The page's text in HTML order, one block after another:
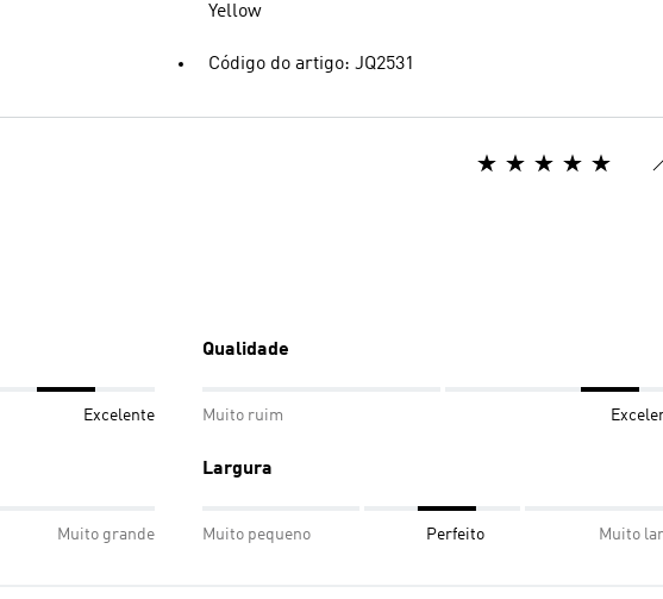
Yellow
Código do artigo: JQ2531
Excelente
Qualidade
Muito ruim
Muito grande
Largura
Muito pequeno Perfeito Muito